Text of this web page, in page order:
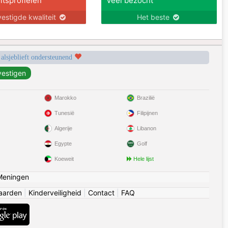
kwaliteit Het beste
ondersteunend
Marokko
Tunesië
Algerije
Egypte
Koeweit
Brazilië
Filipijnen
Libanon
Golf
Hele lijst
Kinderveiligheid Contact FAQ